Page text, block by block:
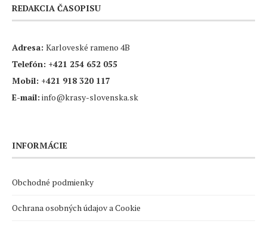
REDAKCIA ČASOPISU
Adresa: Karloveské rameno 4B
Telefón: +421 254 652 055
Mobil: +421 918 320 117
E-mail: info@krasy-slovenska.sk
INFORMÁCIE
Obchodné podmienky
Ochrana osobných údajov a Cookie